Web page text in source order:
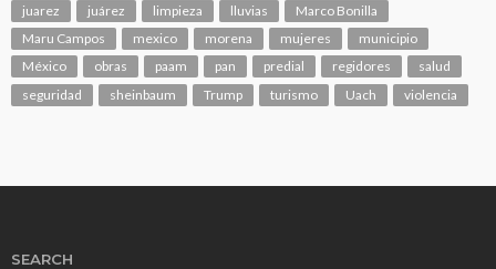
juarez
juárez limpieza lluvias
Marco Bonilla
Maru Campos
mexico morena mujeres
municipio
México
obras paam pan predial regidores
salud
seguridad
sheinbaum Trump turismo Uach violencia
SEARCH